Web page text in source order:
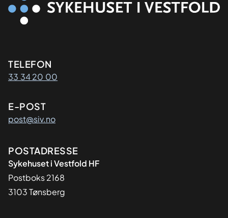
Kontaktinformasjon
TELEFON
33 34 20 00
E-POST
post@siv.no
Adresse
POSTADRESSE
Sykehuset i Vestfold HF
Postboks 2168
3103 Tønsberg